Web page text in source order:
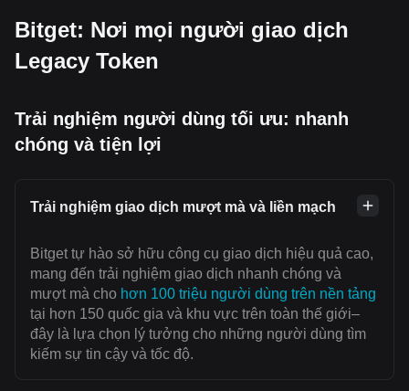
Bitget: Nơi mọi người giao dịch
Legacy Token
Trải nghiệm người dùng tối ưu: nhanh
chóng và tiện lợi
Trải nghiệm giao dịch mượt mà và liền mạch
Bitget tự hào sở hữu công cụ giao dịch hiệu quả cao,
mang đến trải nghiệm giao dịch nhanh chóng và
mượt mà cho hơn 100 triệu người dùng trên nền tảng
tại hơn 150 quốc gia và khu vực trên toàn thế giới–
đây là lựa chọn lý tưởng cho những người dùng tìm
kiếm sự tin cậy và tốc độ.